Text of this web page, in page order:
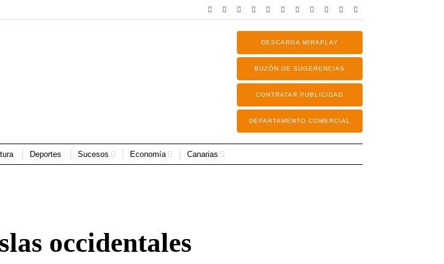
DESCARGA MIRAPLAY
BUZÓN DE SUGERENCIAS
CONTRATAR PUBLICIDAD
DEPARTAMENTO COMERCIAL
Deportes Sucesos Economía Canarias
occidentales